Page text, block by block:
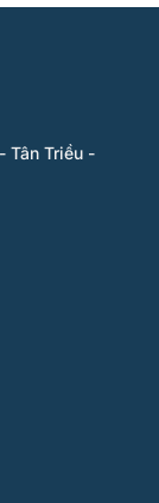
Tân Triều -